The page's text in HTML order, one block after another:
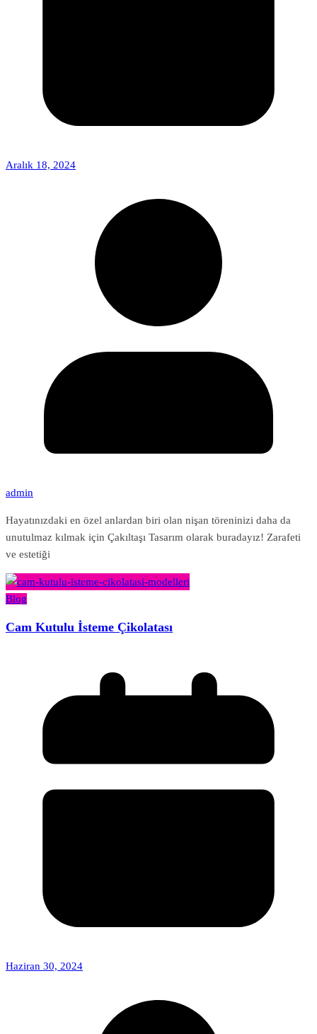
Aralık 18, 2024
admin
Hayatınızdaki en özel anlardan biri olan nişan töreninizi daha da
unutulmaz kılmak için Çakıltaşı Tasarım olarak buradayız! Zarafeti
ve estetiği
Blog
Cam Kutulu İsteme Çikolatası
Haziran 30, 2024